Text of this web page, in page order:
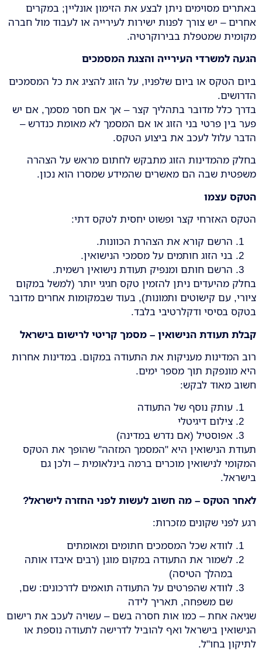
באתרים מסוימים ניתן לבצע את הזימון אונליין; במקרים
אחרים – יש צורך לפנות ישירות לעירייה או לעבוד מול חברה
מקומית שמטפלת בבירוקרטיה.
הגעה למשרדי העירייה והצגת המסמכים
ביום הטקס או ביום שלפניו, על הזוג להציג את כל המסמכים
הדרושים.
בדרך כלל מדובר בתהליך קצר – אך אם חסר מסמך, אם יש
פער בין פרטי בני הזוג או אם המסמך לא מאומת כנדרש –
הדבר עלול לעכב את ביצוע הטקס.
בחלק מהמדינות הזוג מתבקש לחתום מראש על הצהרה
משפטית שבה הם מאשרים שהמידע שמסרו הוא נכון.
הטקס עצמו
הטקס האזרחי קצר ופשוט יחסית לטקס דתי:
הרשם קורא את הצהרת הכוונות.
בני הזוג חותמים על מסמכי הנישואין.
הרשם חותם ומנפיק תעודת נישואין רשמית.
בחלק מהיעדים ניתן להזמין טקס חגיגי יותר (למשל במקום
ציורי, עם קישוטים ותמונות), בעוד שבמקומות אחרים מדובר
בטקס בסיסי ודקלרטיבי בלבד.
קבלת תעודת הנישואין – מסמך קריטי לרישום בישראל
רוב המדינות מעניקות את התעודה במקום. במדינות אחרות
היא מונפקת תוך מספר ימים.
חשוב מאוד לבקש:
עותק נוסף של התעודה
צילום דיגיטלי
אפוסטיל (אם נדרש במדינה)
תעודת הנישואין היא "המסמך המזהה" שהופך את הטקס
המקומי לנישואין מוכרים ברמה בינלאומית – ולכן גם
בישראל.
לאחר הטקס – מה חשוב לעשות לפני החזרה לישראל?
רגע לפני שקונים מזכרות:
לוודא שכל המסמכים חתומים ומאומתים
לשמור את התעודה במקום מוגן (רבים איבדו אותה
במהלך הטיסה)
לוודא שהפרטים על התעודה תואמים לדרכונים: שם,
שם משפחה, תאריך לידה
שגיאה אחת – כמו אות חסרה בשם – עשויה לעכב את רישום
הנישואין בישראל ואף להוביל לדרישה לתעודה נוספת או
לתיקון בחו"ל.